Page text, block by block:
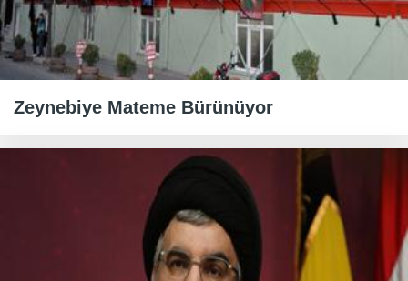
Zeynebiye Mateme Bürünüyor